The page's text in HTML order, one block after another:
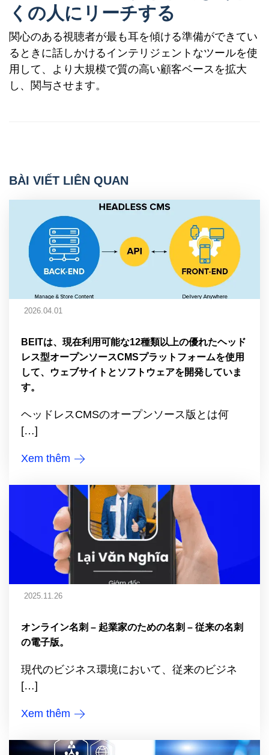
くの人にリーチする
関心のある視聴者が最も耳を傾ける準備ができてい
るときに話しかけるインテリジェントなツールを使
用して、より大規模で質の高い顧客ベースを拡大
し、関与させます。
BÀI VIẾT LIÊN QUAN
2026.04.01
BEITは、現在利用可能な12種類以上の優れたヘッド
レス型オープンソースCMSプラットフォームを使用
して、ウェブサイトとソフトウェアを開発していま
す。
ヘッドレスCMSのオープンソース版とは何
[…]
Xem thêm
2025.11.26
オンライン名刺 – 起業家のための名刺 – 従来の名刺
の電子版。
現代のビジネス環境において、従来のビジネ
[…]
Xem thêm